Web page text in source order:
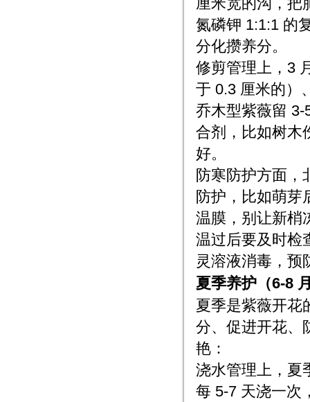
氮磷钾 1:1:1 的
分化攒养分。
修剪管理上，3
于 0.3 厘米的）
乔木型紫薇留
合剂，比如树木
好。
防寒防护方面，
防护，比如萌芽
温膜，别让新
温过后要及时检
灵溶液消毒，预
夏季养护（6-8
夏季是紫薇开花
分、促进开花、
艳：
浇水管理上，夏
每 5-7 天浇一次